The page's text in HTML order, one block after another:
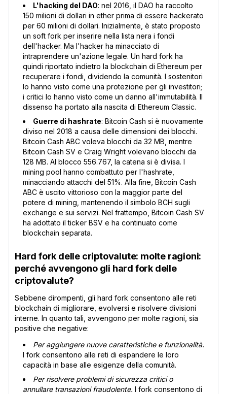
L'hacking del DAO: nel 2016, il DAO ha raccolto
150 milioni di dollari in ether prima di essere hackerato
per 60 milioni di dollari. Inizialmente, è stato proposto
un soft fork per inserire nella lista nera i fondi
dell'hacker. Ma l'hacker ha minacciato di
intraprendere un'azione legale. Un hard fork ha
quindi riportato indietro la blockchain di Ethereum per
recuperare i fondi, dividendo la comunità. I sostenitori
lo hanno visto come una protezione per gli investitori;
i critici lo hanno visto come un danno all'immutabilità. Il
dissenso ha portato alla nascita di Ethereum Classic.
Guerre di hashrate: Bitcoin Cash si è nuovamente
diviso nel 2018 a causa delle dimensioni dei blocchi.
Bitcoin Cash ABC voleva blocchi da 32 MB, mentre
Bitcoin Cash SV e Craig Wright volevano blocchi da
128 MB. Al blocco 556.767, la catena si è divisa. I
mining pool hanno combattuto per l'hashrate,
minacciando attacchi del 51%. Alla fine, Bitcoin Cash
ABC è uscito vittorioso con la maggior parte del
potere di mining, mantenendo il simbolo BCH sugli
exchange e sui servizi. Nel frattempo, Bitcoin Cash SV
ha adottato il ticker BSV e ha continuato come
blockchain separata.
Hard fork delle criptovalute: molte ragioni:
perché avvengono gli hard fork delle
criptovalute?
Sebbene dirompenti, gli hard fork consentono alle reti
blockchain di migliorare, evolversi e risolvere divisioni
interne. In quanto tali, avvengono per molte ragioni, sia
positive che negative:
Per aggiungere nuove caratteristiche e funzionalità.
I fork consentono alle reti di espandere le loro
capacità in base alle esigenze della comunità.
Per risolvere problemi di sicurezza critici o
annullare transazioni fraudolente. I fork consentono di